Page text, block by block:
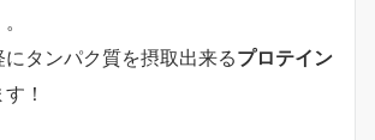
タンパク質を摂取出来るプロテイン
！